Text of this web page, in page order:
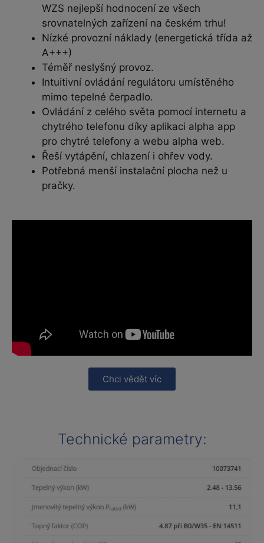
WZS nejlepší hodnocení ze všech
srovnatelných zařízení na českém trhu!
Nízké provozní náklady (energetická třída až
A+++)
Téměř neslyšný provoz.
Intuitivní ovládání regulátoru umístěného
mimo tepelné čerpadlo.
Ovládání z celého světa pomocí internetu a
chytrého telefonu díky aplikaci alpha app
pro chytré telefony a webu alpha web.
Řeší vytápění, chlazení i ohřev vody.
Potřebná menší instalační plocha než u
pračky.
Chci vědět víc
Technické parametry: